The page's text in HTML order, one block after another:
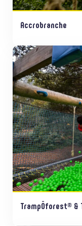
Accrobranche
TrampÔforest® &